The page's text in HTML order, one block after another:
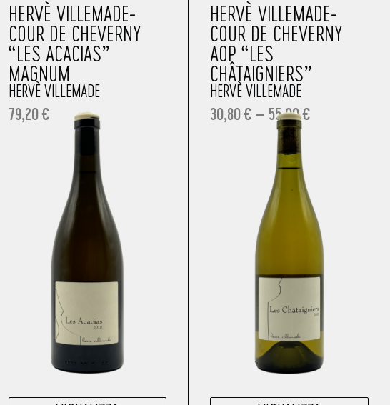
HERVÈ VILLEMADE-
COUR DE CHEVERNY
“LES ACACIAS”
MAGNUM
HERVÈ VILLEMADE
79,20€
HERVÈ VILLEMADE-
COUR DE CHEVERNY
AOP “LES
CHÂTAIGNIERS”
HERVÈ VILLEMADE
30,80€ – 55,00€